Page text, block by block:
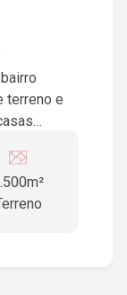
terreno e
barracão
um pomar.